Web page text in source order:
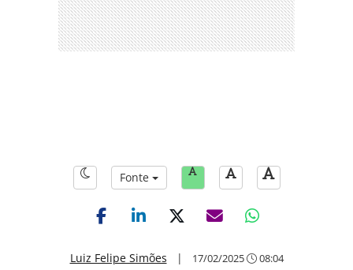
Fonte
Luiz Felipe Simões | 17/02/2025 08:04